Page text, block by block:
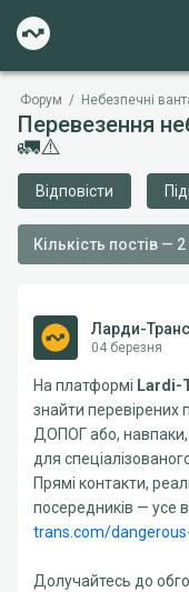
Форум / Небезпечні
Перевезення
🚛⚠️
Відповісти
Кількість постів — 2
Ларди-
04 березня
На платформі Lardi-
знайти перевірених
ДОПОГ або, навпаки,
для
Прямі контакти,
посередників — усе
trans.com/
Долучайтесь до